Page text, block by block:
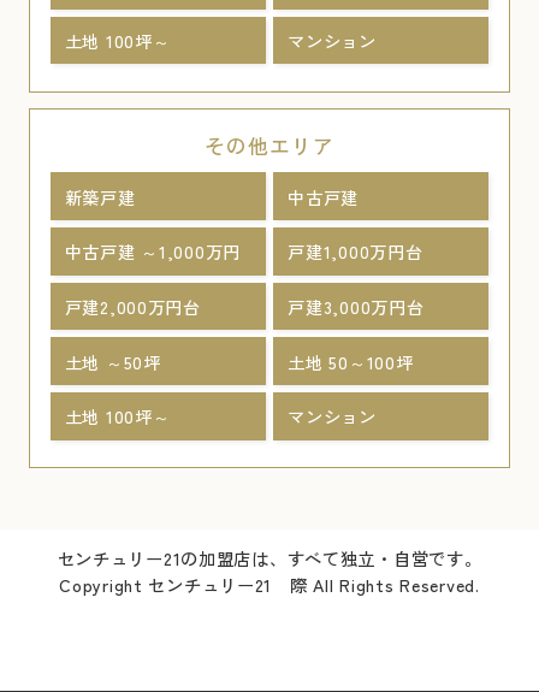
土地 100坪～ マンション
その他エリア
新築戸建 中古戸建
中古戸建 ～1,000万円 戸建1,000万円台
戸建2,000万円台 戸建3,000万円台
土地 ～50坪 土地 50～100坪
土地 100坪～ マンション
センチュリー21の加盟店は、すべて独立・自営です。
Copyright センチュリー21 際 All Rights Reserved.